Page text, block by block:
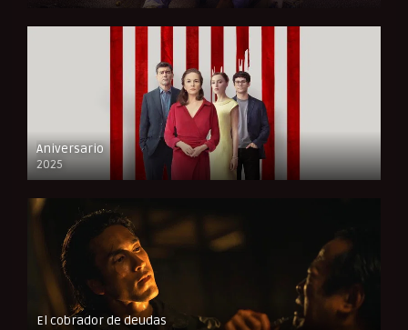
Aniversario
2025
FULL HD
El cobrador de deudas